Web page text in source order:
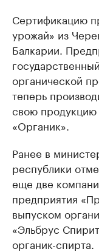
Сертификацию
урожай» из
Балкарии.
органической
теперь
свою
«Органик».
Ранее в
республики
еще две
предприятия
выпуском
«Эльбрус
органик-спирта.